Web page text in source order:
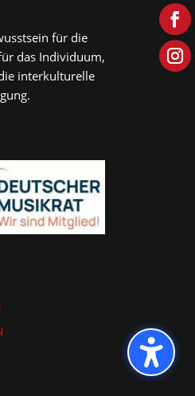
für die
das Individuum,
interkulturelle